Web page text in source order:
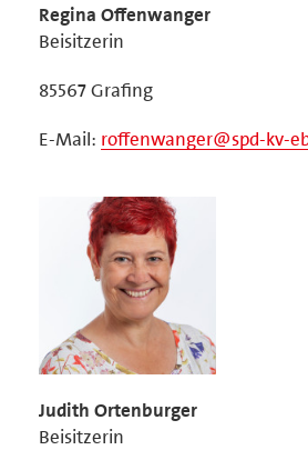
Regina Offenwanger
Beisitzerin
85567 Grafing
E-Mail: roffenwanger@spd-kv-
Judith Ortenburger
Beisitzerin